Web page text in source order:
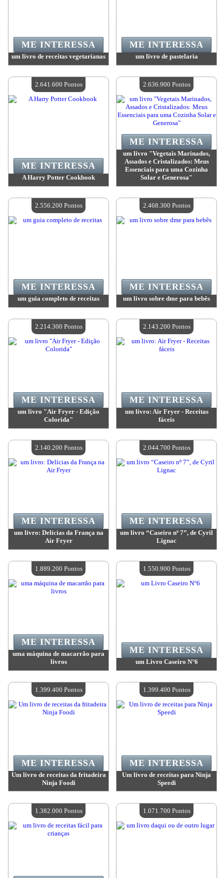
um livro de receitas vegetarianas
Quantidade disponível:4
ME INTERESSA
um livro de pastelaria
Quantidade disponível:4
ME INTERESSA
A Harry Potter Cookbook
Quantidade disponível:4
ME INTERESSA
2.641.600 Pontos
um livro "Vegetais Marinados,
Assados ​​e Cristalizados: Meus
Essenciais para uma Cozinha
Solar e Generosa"
Quantidade disponível:4
ME INTERESSA
2.636.900 Pontos
um guia completo de receitas
Quantidade disponível:4
ME INTERESSA
2.556.200 Pontos
um livro sobre dme para bebês
Quantidade disponível:4
ME INTERESSA
2.468.300 Pontos
um livro "Air Fryer - Edição
Colorida"
Quantidade disponível:4
ME INTERESSA
2.214.300 Pontos
um livro: Air Fryer - Receitas
fáceis
Quantidade disponível:4
ME INTERESSA
2.143.200 Pontos
um livro: Delícias da França na
Air Fryer
Quantidade disponível:4
ME INTERESSA
2.140.200 Pontos
um livro “Caseiro nº 7”, de Cyril
Lignac
Quantidade disponível:4
ME INTERESSA
2.044.700 Pontos
uma máquina de macarrão para
livros
Quantidade disponível:4
ME INTERESSA
1.889.200 Pontos
um Livro Caseiro N°6
Quantidade disponível:4
ME INTERESSA
1.550.900 Pontos
Um livro de receitas da fritadeira
Ninja Foodi
Quantidade disponível:4
ME INTERESSA
1.399.400 Pontos
Um livro de receitas para Ninja
Speedi
Quantidade disponível:4
ME INTERESSA
1.399.400 Pontos
1.382.000 Pontos 1.071.700 Pontos